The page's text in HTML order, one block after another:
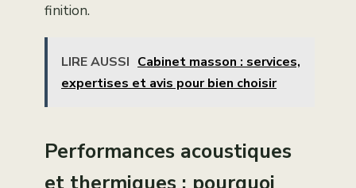
finition.
LIRE AUSSI Cabinet masson : services,
expertises et avis pour bien choisir
Performances acoustiques